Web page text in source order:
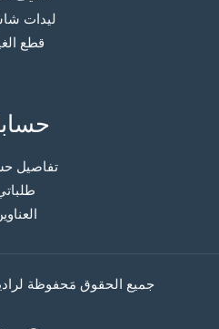
ليدات
قطع
تفاصيل
جميع الحقوق مَحفوظة